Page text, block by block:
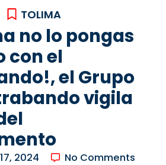
TOLIMA
no lo pongas
con el
el Grupo
vigila
2024 No Comments